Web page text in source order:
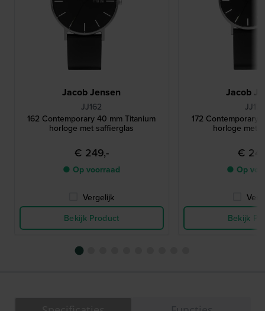
Jacob Jensen
JJ162
162 Contemporary 40 mm Titanium
horloge met saffierglas
€ 249,-
● Op voorraad
Vergelijk
Bekijk Product
Jacob
JJ172
172 Contemporary
horloge met
€
● Op
Bekijk